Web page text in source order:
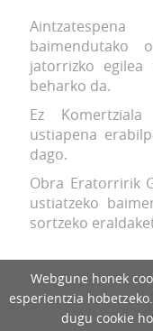
baimendutako
jatorrizko
beharko da.
Ez
ustiapena
dago.
Obra Eratorririk
ustiatzeko
sortzeko
Webgune honek
esperientzia
dugu cookie